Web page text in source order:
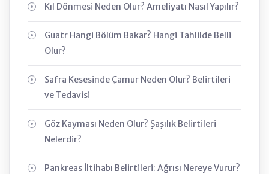
Kıl Dönmesi Neden Olur? Ameliyatı Nasıl Yapılır?
Guatr Hangi Bölüm Bakar? Hangi Tahlilde Belli
Olur?
Safra Kesesinde Çamur Neden Olur? Belirtileri
ve Tedavisi
Göz Kayması Neden Olur? Şaşılık Belirtileri
Nelerdir?
Pankreas İltihabı Belirtileri: Ağrısı Nereye Vurur?